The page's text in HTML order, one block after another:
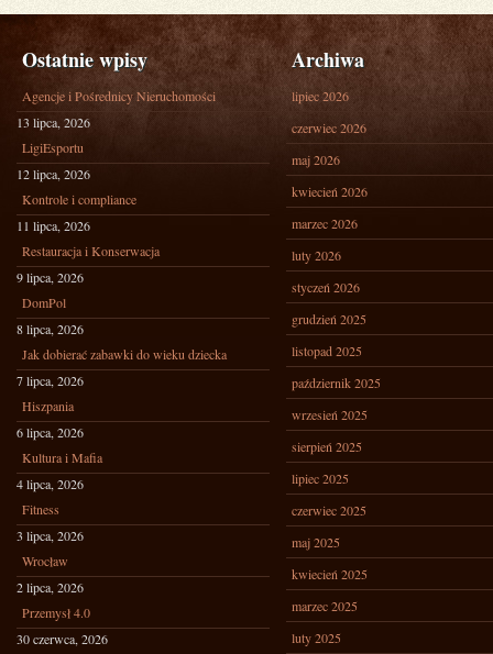
Ostatnie wpisy
Agencje i Pośrednicy Nieruchomości
13 lipca, 2026
LigiEsportu
12 lipca, 2026
Kontrole i compliance
11 lipca, 2026
Restauracja i Konserwacja
9 lipca, 2026
DomPol
8 lipca, 2026
Jak dobierać zabawki do wieku dziecka
7 lipca, 2026
Hiszpania
6 lipca, 2026
Kultura i Mafia
4 lipca, 2026
Fitness
3 lipca, 2026
Wrocław
2 lipca, 2026
Przemysł 4.0
30 czerwca, 2026
Archiwa
lipiec 2026
czerwiec 2026
maj 2026
kwiecień 2026
marzec 2026
luty 2026
styczeń 2026
grudzień 2025
listopad 2025
październik 2025
wrzesień 2025
sierpień 2025
lipiec 2025
czerwiec 2025
maj 2025
kwiecień 2025
marzec 2025
luty 2025